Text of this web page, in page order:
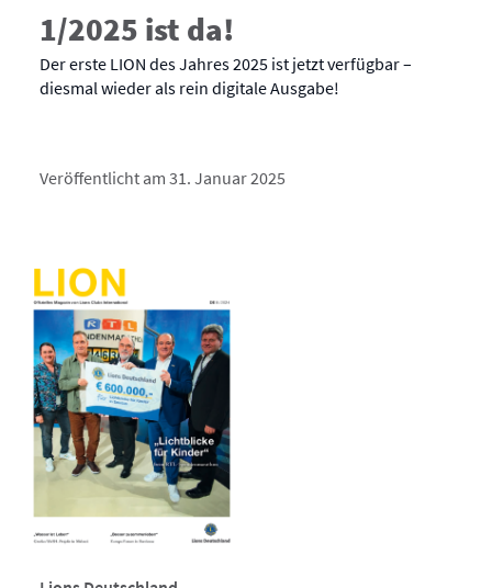
1/2025 ist da!
Der erste LION des Jahres 2025 ist jetzt verfügbar –
diesmal wieder als rein digitale Ausgabe!
Veröffentlicht am 31. Januar 2025